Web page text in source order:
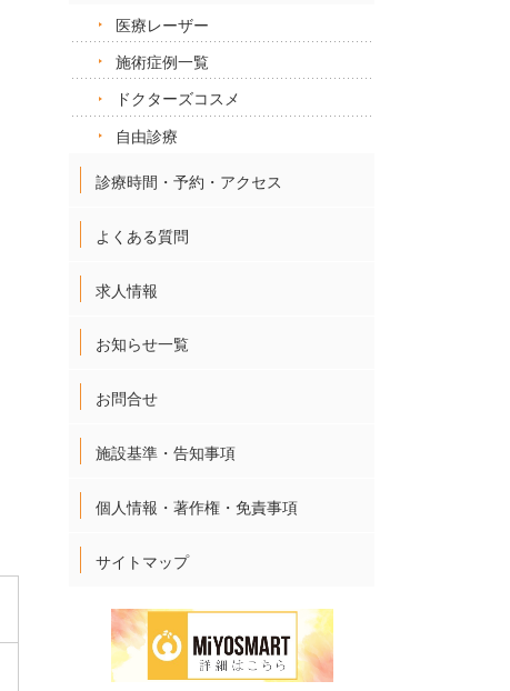
医療レーザー
施術症例一覧
ドクターズコスメ
自由診療
診療時間・予約・アクセス
よくある質問
求人情報
お知らせ一覧
お問合せ
施設基準・告知事項
個人情報・著作権・免責事項
サイトマップ